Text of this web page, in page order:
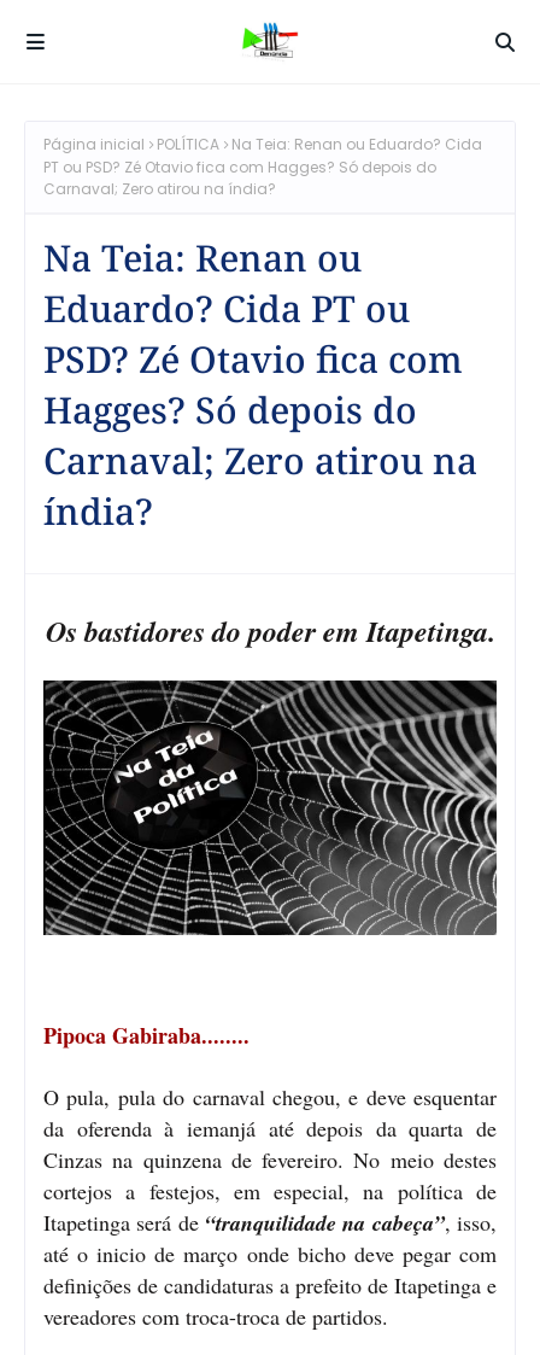
Página inicial POLÍTICA
Na Teia: Renan ou Eduardo? Cida
PT ou PSD? Zé Otavio fica com Hagges? Só depois do
Carnaval; Zero atirou na índia?
Na Teia: Renan ou
Eduardo? Cida PT ou
PSD? Zé Otavio fica com
Hagges? Só depois do
Carnaval; Zero atirou na
índia?
Os bastidores do poder em Itapetinga.
Pipoca Gabiraba........
O pula, pula do carnaval chegou, e deve esquentar
da oferenda à iemanjá até depois da quarta de
Cinzas na quinzena de fevereiro. No meio destes
cortejos a festejos, em especial, na política de
Itapetinga será de “tranquilidade na cabeça”, isso,
até o inicio de março onde bicho deve pegar com
definições de candidaturas a prefeito de Itapetinga e
vereadores com troca-troca de partidos.